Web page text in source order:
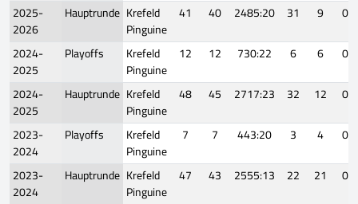
2025-
2026
Hauptrunde Krefeld
Pinguine
41 40 2485:20 31 9
0
2024-
2025
Playoffs
Krefeld
Pinguine
12 12 730:22 6 6
0
2024-
2025
Hauptrunde Krefeld
Pinguine
48 45 2717:23 32 12
0
2023-
2024
Playoffs
Krefeld
Pinguine
7 7 443:20 3 4
0
2023-
2024
Hauptrunde Krefeld
Pinguine
47 43 2555:13 22 21
0